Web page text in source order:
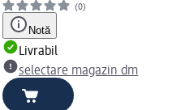
(0)
Notă
Livrabil
selectare magazin dm